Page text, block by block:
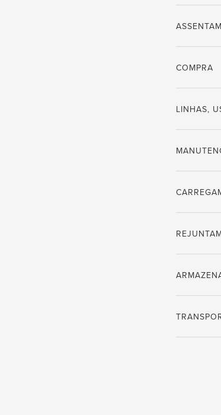
COMPRA
LINHAS,